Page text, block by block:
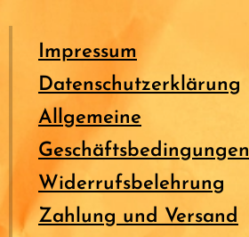
Impressum
Datenschutzerklärung
Allgemeine
Geschäftsbedingungen
Widerrufsbelehrung
Zahlung und Versand